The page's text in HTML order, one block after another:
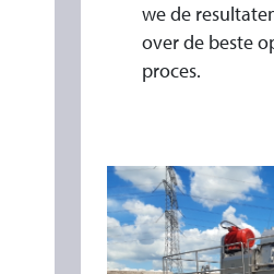
we de
over de beste
proces.